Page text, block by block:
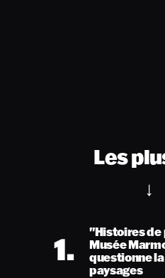
Les
1.
"Histoires de
Musée
questionne
paysages